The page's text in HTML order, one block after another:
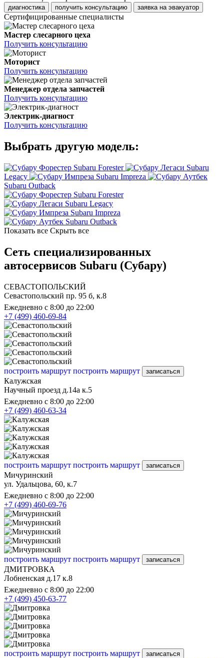
диагностика получить консультацию заявка на эвакуатор
Сертифицированные специалисты
Мастер слесарного цеха
Получить консультацию
Моторист
Получить консультацию
Менеджер отдела запчастей
Получить консультацию
Электрик-диагност
Получить консультацию
Выбрать другую модель:
Subaru Forester
Subaru
Legacy
Subaru Impreza
Subaru Outback
Subaru Forester
Subaru Legacy
Subaru Impreza
Subaru Outback
Показать все Скрыть все
Сеть специализированных
автосервисов Subaru (Субару)
СЕВАСТОПОЛЬСКИЙ
Севастопольский пр. 95 б, к.8
Ежедневно с 8:00 до 22:00
+7 (499) 460-69-84
построить маршрут построить маршрут записаться
Калужская
Научный проезд д.14а к.5
Ежедневно с 8:00 до 22:00
+7 (499) 460-63-34
построить маршрут построить маршрут записаться
Мичуринский
ул. Удальцова, 60, к.7
Ежедневно с 8:00 до 22:00
+7 (499) 460-69-76
построить маршрут построить маршрут записаться
ДМИТРОВКА
Лобненская д.17 к.8
Ежедневно с 8:00 до 22:00
+7 (499) 450-63-77
построить маршрут построить маршрут записаться